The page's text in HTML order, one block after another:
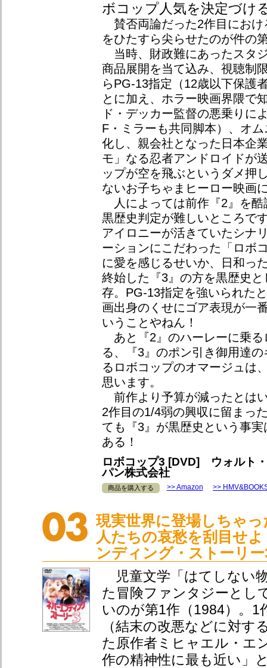
ボコップ人気を決定づけ
賛否両論だった2作目におけ
をひたすら尖らせたのが件の
当時、財政難にあったスタ
商品展開を当て込み、視聴制
らPG-13指定（12歳以下保護
とに加え、ホラー映画界隈で
ド・デッカー監督の悪乗りに
F・ミラーも共同脚本）、オ
化し、親会社となった日本企
モ」なる忍者アンドロイドが
ップが空を飛ぶというダメ押
ないお子ちゃまヒーロー映画
人によっては前作『2』を酷
黒歴史判定が難しいところで
アイロニーが活きていたシナ
ーションにこだわった「ロボ
に愛を感じるせいか、日和っ
終始した『3』の方を黒歴史
存。PG-13指定を強いられた
画出身のくせにゴア表現が一
いうことやねん！
あと『2』のハーレーに乗る
る、『3』のポン引き御用達
るロボコップのオマージュは
思います。
前作より予算が減ったとは
2作目の1/4弱の興収に留まっ
ても『3』が黒歴史という事
ある！
ロボコップ3 [DVD] ウォルト
パン株式会社
商品を購入する Amazon
現実世界に登場しちゃ
人たちの哀愁を刮目せ
ンディング・ストーリ
児童文学「はてしない
た冒険ファンタジーとし
いのが第1作（1984）。1
（結末の改悪などに対す
た原作者ミヒャエル・エ
作の精神性に最も近い」